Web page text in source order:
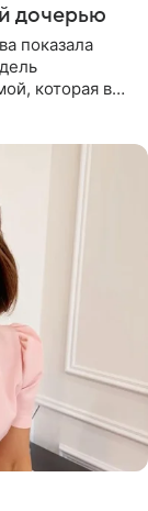
дочерью
показала
которая в